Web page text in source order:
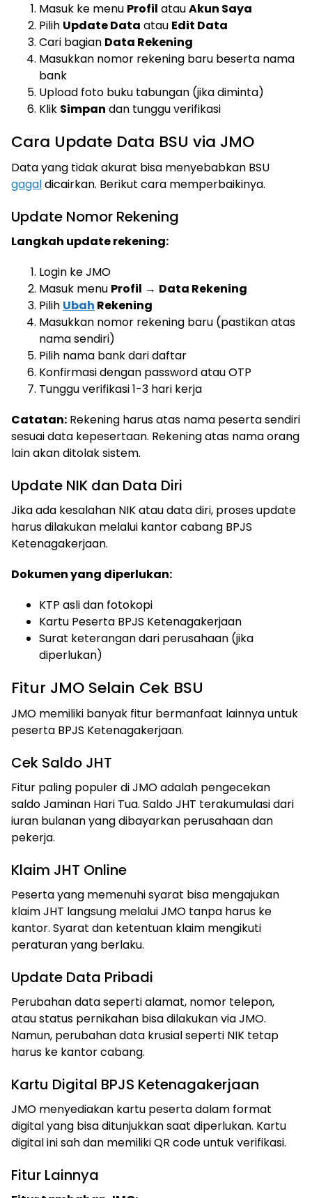
Masuk ke menu Profil atauAkun Saya
Pilih Update Data atau Edit Data
Cari bagian Data Rekening
Masukkan nomor rekening baru beserta nama
bank
Upload foto buku tabungan (jika diminta)
Klik Simpan dan tunggu verifikasi
Cara Update Data BSU via JMO
Data yang tidak akurat bisa menyebabkan BSU
gagaldicairkan. Berikut cara memperbaikinya.
Update Nomor Rekening
Langkah update rekening:
Login ke JMO
Masuk menu Profil → Data Rekening
Pilih Ubah Rekening
Masukkan nomor rekening baru (pastikan atas
nama sendiri)
Pilih nama bank dari daftar
Konfirmasi dengan password atau OTP
Tunggu verifikasi 1-3 hari kerja
Catatan: Rekening harus atas nama peserta sendiri
sesuai data kepesertaan. Rekening atas nama orang
lain akan ditolak sistem.
Update NIK dan Data Diri
Jika ada kesalahan NIK atau data diri, proses update
harus dilakukan melalui kantor cabang BPJS
Ketenagakerjaan.
Dokumen yang diperlukan:
KTP asli dan fotokopi
Kartu Peserta BPJS Ketenagakerjaan
Surat keterangan dari perusahaan (jika
diperlukan)
Fitur JMO Selain Cek BSU
JMO memiliki banyak fitur bermanfaat lainnya untuk
peserta BPJS Ketenagakerjaan.
Cek Saldo JHT
Fitur paling populer di JMO adalah pengecekan
saldo Jaminan Hari Tua. Saldo JHT terakumulasi dari
iuran bulanan yang dibayarkan perusahaan dan
pekerja.
Klaim JHT Online
Peserta yang memenuhi syarat bisa mengajukan
klaim JHT langsung melalui JMO tanpa harus ke
kantor. Syarat dan ketentuan klaim mengikuti
peraturan yang berlaku.
Update Data Pribadi
Perubahan data seperti alamat, nomor telepon,
atau status pernikahan bisa dilakukan via JMO.
Namun, perubahan data krusial seperti NIK tetap
harus ke kantor cabang.
Kartu Digital BPJS Ketenagakerjaan
JMO menyediakan kartu peserta dalam format
digital yang bisa ditunjukkan saat diperlukan. Kartu
digital ini sah dan memiliki QR code untuk verifikasi.
Fitur Lainnya